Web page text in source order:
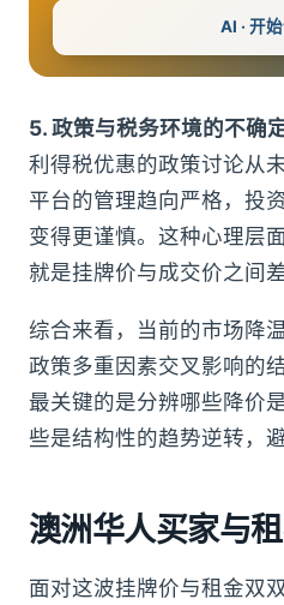
AI · 开
5. 政策与税务环境的不确
利得税优惠的政策讨论从
平台的管理趋向严格，投
变得更谨慎。这种心理层
就是挂牌价与成交价之间
综合来看，当前的市场降
政策多重因素交叉影响的
最关键的是分辨哪些降价
些是结构性的趋势逆转，
澳洲华人买家与
面对这波挂牌价与租金双